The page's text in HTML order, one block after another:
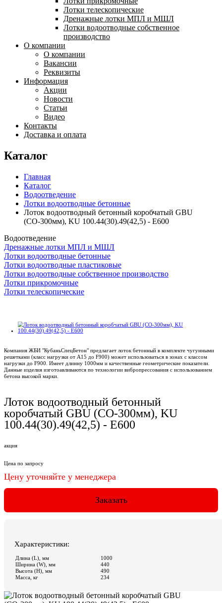
Лотки телескопические
Дренажные лотки МПЛ и МШЛ
Лотки водоотводные собственное
производство
О компании
О компании
Вакансии
Реквизиты
Информация
Акции
Новости
Статьи
Видео
Контакты
Доставка и оплата
Каталог
Главная
Каталог
Водоотведение
Лотки водоотводные бетонные
Лоток водоотводный бетонный коробчатый GBU
(СО-300мм), KU 100.44(30).49(42,5) - E600
Водоотведение
Дренажные лотки МПЛ и МШЛ
Лотки водоотводные бетонные
Лотки водоотводные пластиковые
Лотки водоотводные собственное производство
Лотки прикромочные
Лотки телескопические